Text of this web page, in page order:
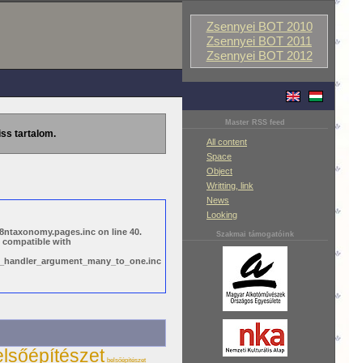
Zsennyei BOT 2010
Zsennyei BOT 2011
Zsennyei BOT 2012
Master RSS feed
All content
Space
Object
Writting, link
News
Looking
Szakmai támogatóink
tartalom.
on line 40.
compatible with
belsőépítészet